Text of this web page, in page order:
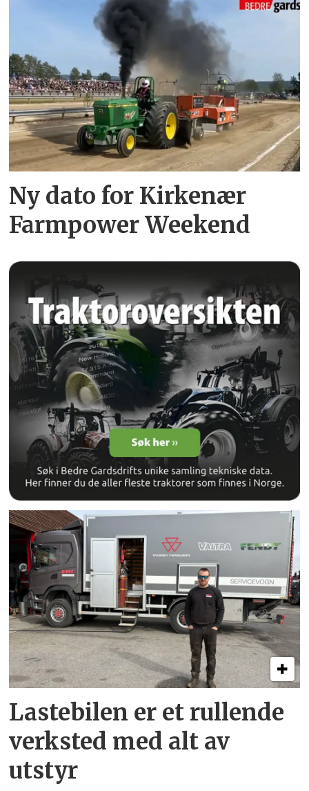
Ny dato for Kirkenær
Farmpower Weekend
Lastebilen er et rullende
verksted med alt av
utstyr